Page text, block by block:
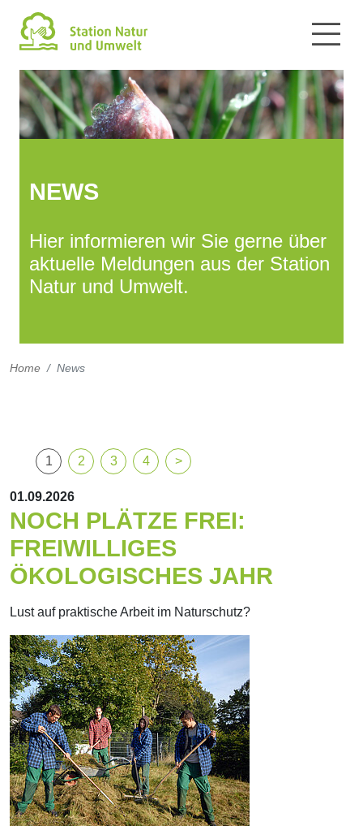
NEWS
Hier informieren wir Sie gerne über
aktuelle Meldungen aus der Station
Natur und Umwelt.
Home News
1 2 3 4
01.09.2026
NOCH PLÄTZE FREI:
FREIWILLIGES
ÖKOLOGISCHES JAHR
Lust auf praktische Arbeit im Naturschutz?